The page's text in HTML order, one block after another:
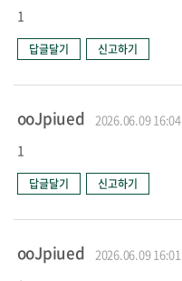
1
답글달기 신고하기
ooJpiued 2026.06.09 16:04
1
답글달기 신고하기
ooJpiued 2026.06.09 16:01